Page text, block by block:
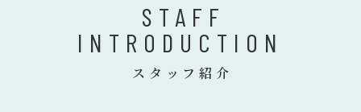
STAFF
INTRODUCTION
スタッフ紹介